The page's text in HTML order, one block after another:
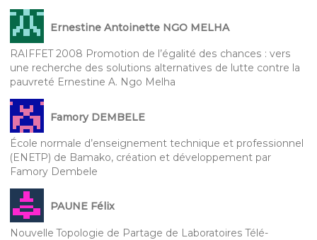
Ernestine Antoinette NGO MELHA
RAIFFET 2008 Promotion de l’égalité des chances : vers
une recherche des solutions alternatives de lutte contre la
pauvreté Ernestine A. Ngo Melha
Famory DEMBELE
École normale d’enseignement technique et professionnel
(ENETP) de Bamako, création et développement par
Famory Dembele
PAUNE Félix
Nouvelle Topologie de Partage de Laboratoires Télé-